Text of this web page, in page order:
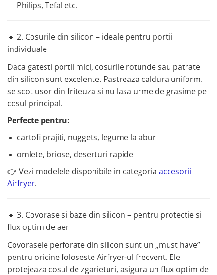
Philips, Tefal etc.
🔹 2. Cosurile din silicon – ideale pentru portii
individuale
Daca gatesti portii mici, cosurile rotunde sau patrate
din silicon sunt excelente. Pastreaza caldura uniform,
se scot usor din friteuza si nu lasa urme de grasime pe
cosul principal.
Perfecte pentru:
cartofi prajiti, nuggets, legume la abur
omlete, briose, deserturi rapide
👉 Vezi modelele disponibile in categoria accesorii
Airfryer.
🔹 3. Covorase si baze din silicon – pentru protectie si
flux optim de aer
Covorasele perforate din silicon sunt un „must have”
pentru oricine foloseste Airfryer-ul frecvent. Ele
protejeaza cosul de zgarieturi, asigura un flux optim de